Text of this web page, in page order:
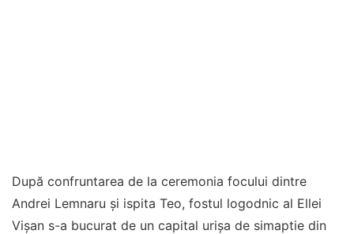
După confruntarea de la ceremonia focului dintre
Andrei Lemnaru și ispita Teo, fostul logodnic al Ellei
Vișan s-a bucurat de un capital urișa de simaptie din